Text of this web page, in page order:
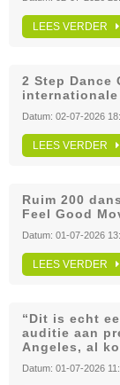
LEES VERDER
2 Step Dance
Datum: 02-07-2026
LEES VERDER
Ruim 200
Feel Good
Datum: 01-07-2026
LEES VERDER
“Dit is echt
auditie aan
Angeles, al
Datum: 01-07-2026